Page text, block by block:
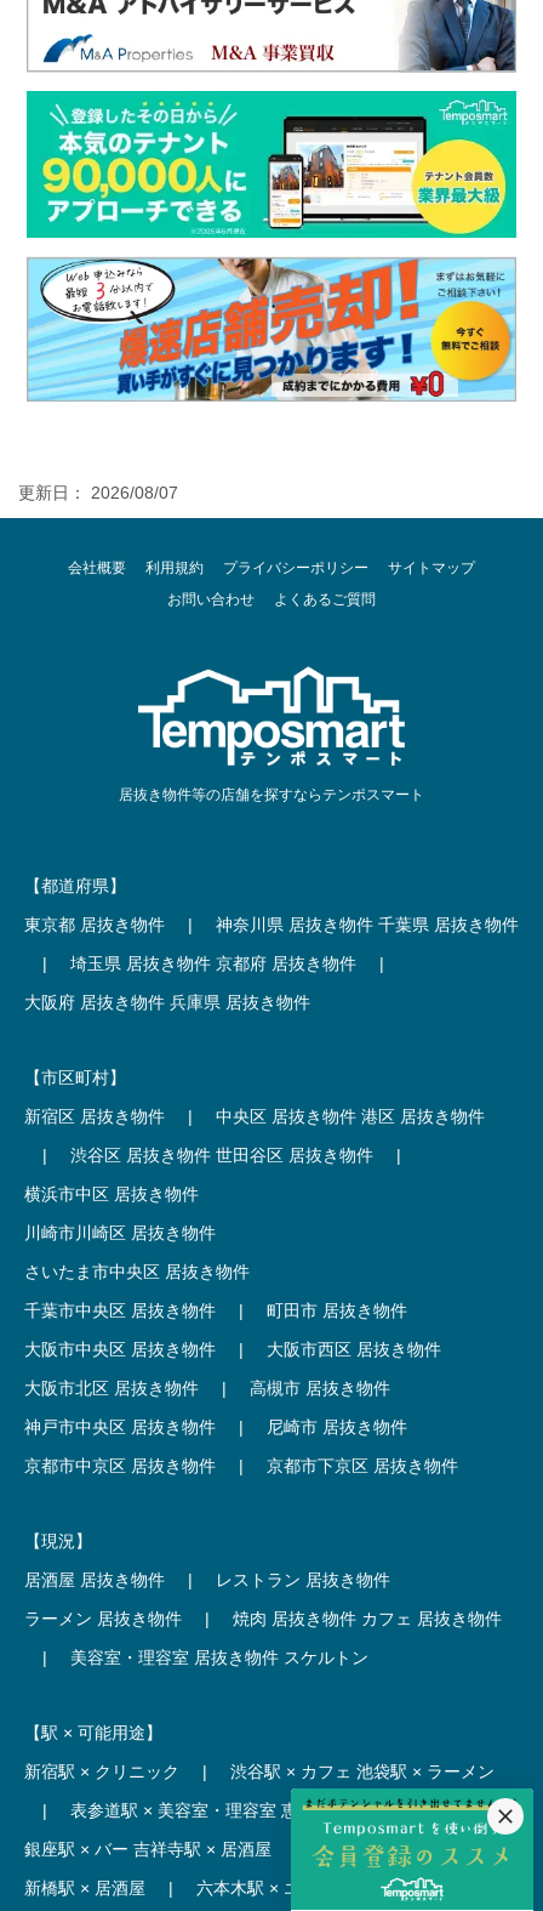
更新日： 2026/08/07
会社概要 利用規約 プライバシーポリシー
サイトマップ
お問い合わせ
よくあるご質問
居抜き物件等の店舗を探すならテンポスマート
【都道府県】
東京都 居抜き物件
| 神奈川県 居抜き物件 千葉県 居抜き物件
|
埼玉県 居抜き物件 京都府 居抜き物件
|
大阪府 居抜き物件 兵庫県 居抜き物件
【市区町村】
新宿区 居抜き物件
| 中央区 居抜き物件 港区 居抜き物件
|
渋谷区 居抜き物件 世田谷区 居抜き物件
|
横浜市中区 居抜き物件
川崎市川崎区 居抜き物件
さいたま市中央区 居抜き物件
千葉市中央区 居抜き物件
|
町田市 居抜き物件
大阪市中央区 居抜き物件
|
大阪市西区 居抜き物件
大阪市北区 居抜き物件
|
高槻市 居抜き物件
神戸市中央区 居抜き物件
|
尼崎市 居抜き物件
京都市中京区 居抜き物件
| 京都市下京区 居抜き物件
【現況】
居酒屋 居抜き物件
|
レストラン 居抜き物件
ラーメン 居抜き物件
| 焼肉 居抜き物件 カフェ 居抜き物件
|
美容室・理容室 居抜き物件 スケルトン
【駅 × 可能用途】
新宿駅 × クリニック
| 渋谷駅 × カフェ 池袋駅 × ラーメン
|
表参道駅 × 美容室・理容室 恵比寿駅 × レストラン
|
銀座駅 × バー 吉祥寺駅 × 居酒屋
麻布十番駅 × レストラン
新橋駅 × 居酒屋
| 六本木駅 × エステ・マッサージ・サロン